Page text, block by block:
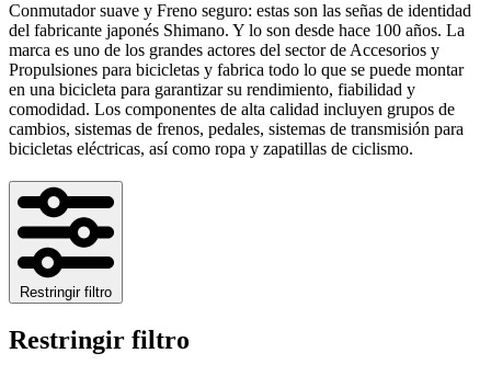
Conmutador suave y Freno seguro: estas son las señas de identidad
del fabricante japonés Shimano. Y lo son desde hace 100 años. La
marca es uno de los grandes actores del sector de Accesorios y
Propulsiones para bicicletas y fabrica todo lo que se puede montar
en una bicicleta para garantizar su rendimiento, fiabilidad y
comodidad. Los componentes de alta calidad incluyen grupos de
cambios, sistemas de frenos, pedales, sistemas de transmisión para
bicicletas eléctricas, así como ropa y zapatillas de ciclismo.
Restringir filtro
Restringir filtro